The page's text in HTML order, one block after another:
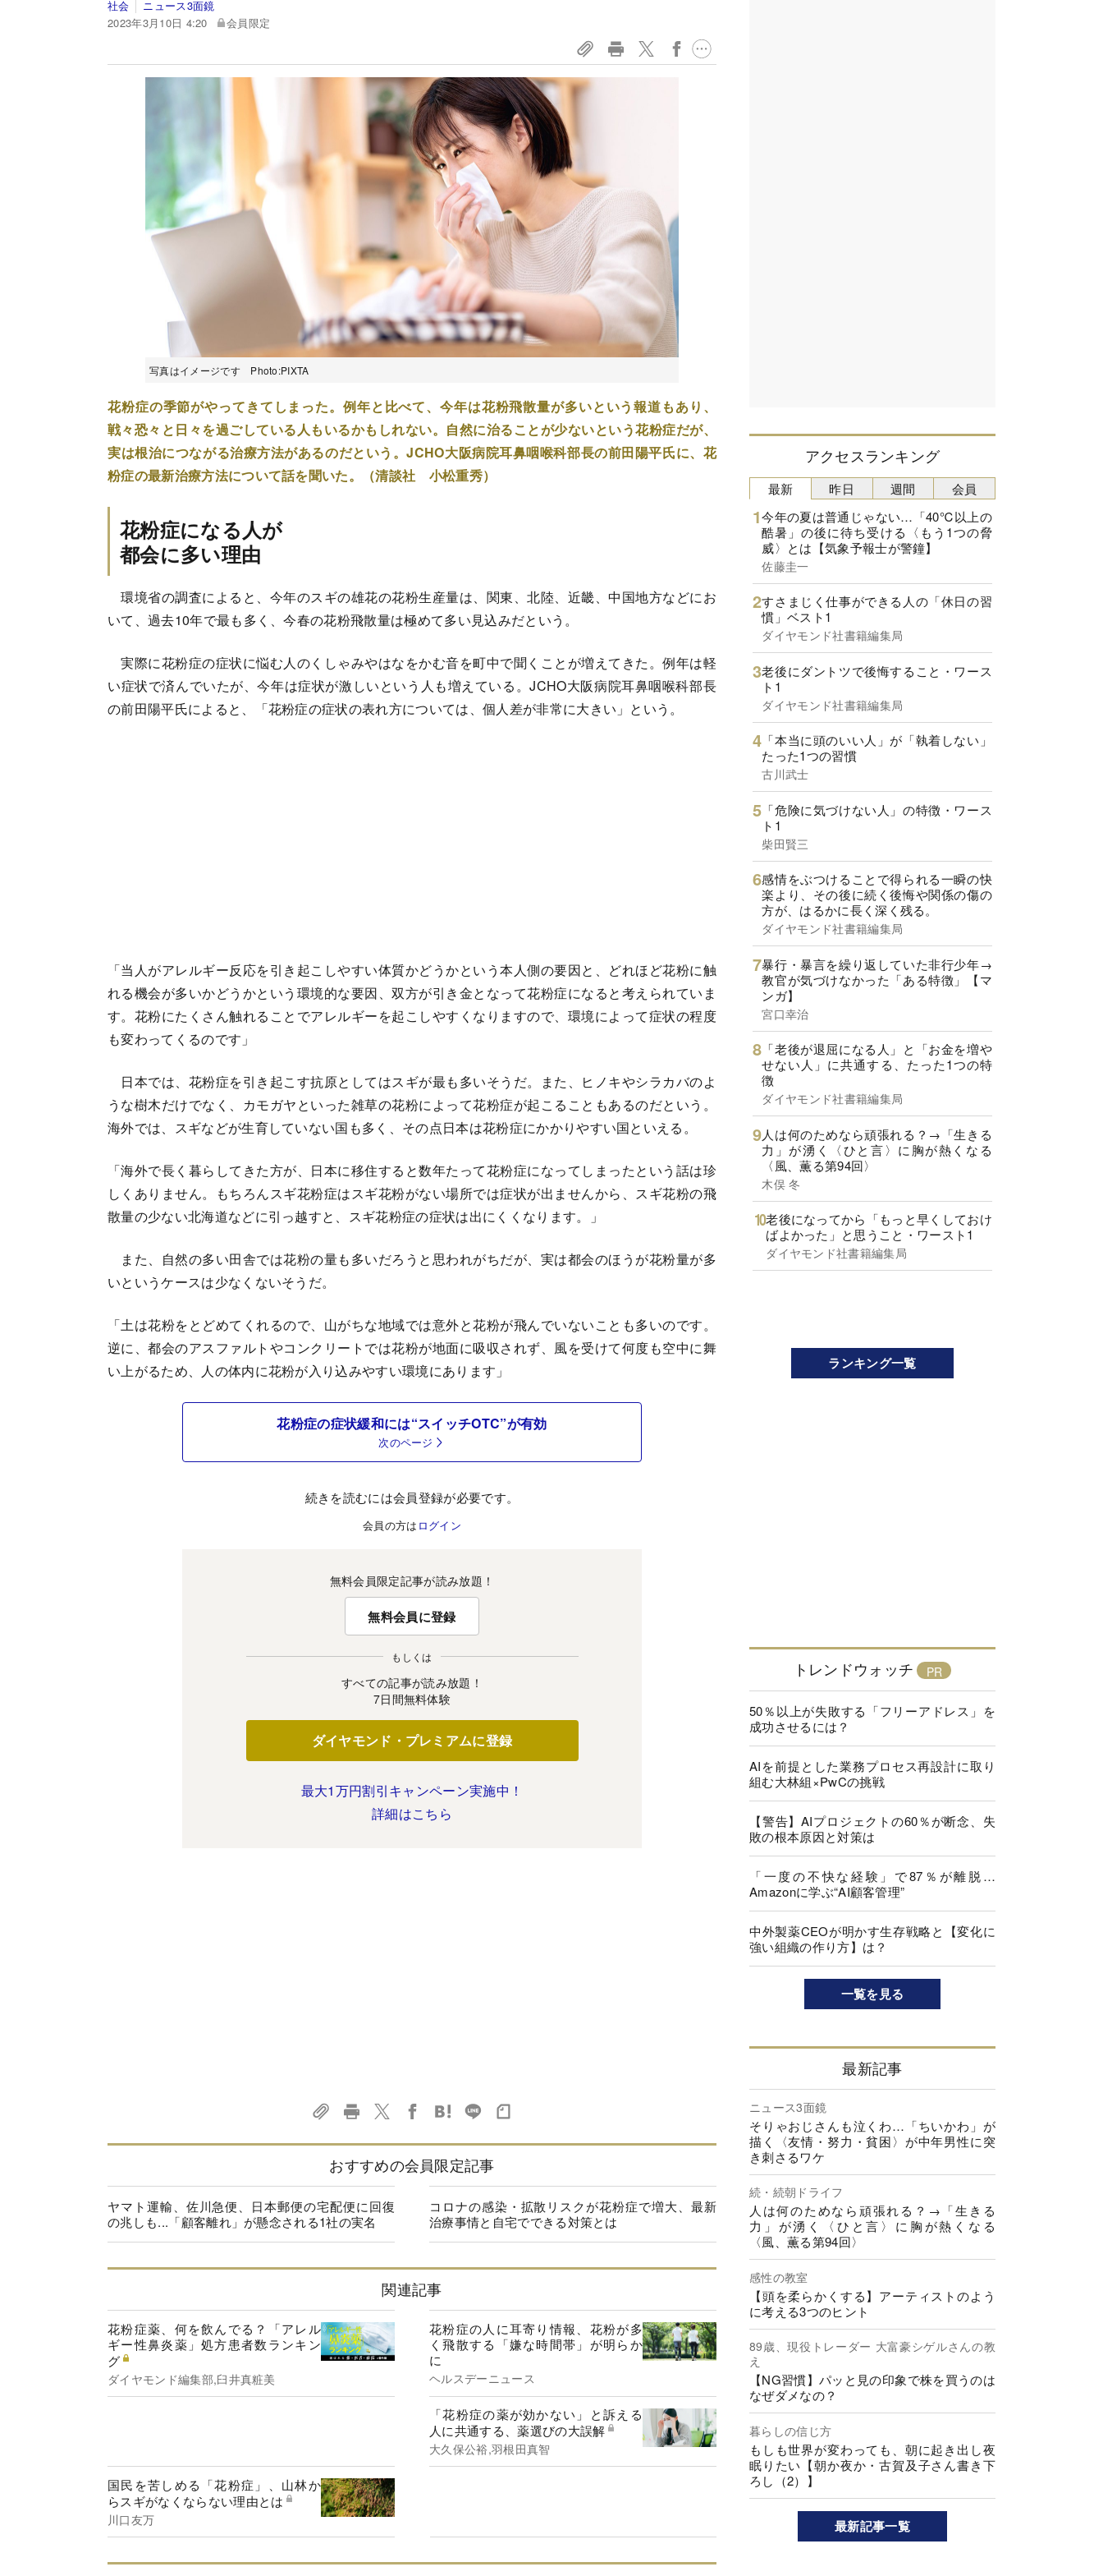
社会
ニュース3面鏡
2023年3月10日 4:20
会員限定
写真はイメージです Photo:PIXTA
花粉症の季節がやってきてしまった。例年と比べて、今年は花粉飛散量が多いという報道もあり、
戦々恐々と日々を過ごしている人もいるかもしれない。自然に治ることが少ないという花粉症だが、
実は根治につながる治療方法があるのだという。JCHO大阪病院耳鼻咽喉科部長の前田陽平氏に、花
粉症の最新治療方法について話を聞いた。（清談社 小松重秀）
花粉症になる人が
都会に多い理由
環境省の調査によると、今年のスギの雄花の花粉生産量は、関東、北陸、近畿、中国地方などにお
いて、過去10年で最も多く、今春の花粉飛散量は極めて多い見込みだという。
実際に花粉症の症状に悩む人のくしゃみやはなをかむ音を町中で聞くことが増えてきた。例年は軽
い症状で済んでいたが、今年は症状が激しいという人も増えている。JCHO大阪病院耳鼻咽喉科部長
の前田陽平氏によると、「花粉症の症状の表れ方については、個人差が非常に大きい」という。
「当人がアレルギー反応を引き起こしやすい体質かどうかという本人側の要因と、どれほど花粉に触
れる機会が多いかどうかという環境的な要因、双方が引き金となって花粉症になると考えられていま
す。花粉にたくさん触れることでアレルギーを起こしやすくなりますので、環境によって症状の程度
も変わってくるのです」
日本では、花粉症を引き起こす抗原としてはスギが最も多いそうだ。また、ヒノキやシラカバのよ
うな樹木だけでなく、カモガヤといった雑草の花粉によって花粉症が起こることもあるのだという。
海外では、スギなどが生育していない国も多く、その点日本は花粉症にかかりやすい国といえる。
「海外で長く暮らしてきた方が、日本に移住すると数年たって花粉症になってしまったという話は珍
しくありません。もちろんスギ花粉症はスギ花粉がない場所では症状が出ませんから、スギ花粉の飛
散量の少ない北海道などに引っ越すと、スギ花粉症の症状は出にくくなります。」
また、自然の多い田舎では花粉の量も多いだろうと思われがちだが、実は都会のほうが花粉量が多
いというケースは少なくないそうだ。
「土は花粉をとどめてくれるので、山がちな地域では意外と花粉が飛んでいないことも多いのです。
逆に、都会のアスファルトやコンクリートでは花粉が地面に吸収されず、風を受けて何度も空中に舞
い上がるため、人の体内に花粉が入り込みやすい環境にあります」
花粉症の症状緩和には“スイッチOTC”が有効
次のページ
続きを読むには会員登録が必要です。
会員の方は ログイン
無料会員限定記事が読み放題！
無料会員に登録
もしくは
すべての記事が読み放題！
7日間無料体験
ダイヤモンド・プレミアムに登録
最大1万円割引キャンペーン実施中！
詳細はこちら
おすすめの会員限定記事
ヤマト運輸、佐川急便、日本郵便の宅配便に回復
の兆しも...「顧客離れ」が懸念される1社の実名
コロナの感染・拡散リスクが花粉症で増大、最新
治療事情と自宅でできる対策とは
関連記事
花粉症薬、何を飲んでる？「アレル
ギー性鼻炎薬」処方患者数ランキン
グ
ダイヤモンド編集部,臼井真粧美
花粉症の人に耳寄り情報、花粉が多
く飛散する「嫌な時間帯」が明らか
に
ヘルスデーニュース
「花粉症の薬が効かない」と訴える
人に共通する、薬選びの大誤解
大久保公裕,羽根田真智
国民を苦しめる「花粉症」、山林か
らスギがなくならない理由とは
川口友万
アクセスランキング
最新
今年の夏は普通じゃない…「40℃以上の
酷暑」の後に待ち受ける〈もう1つの脅
威〉とは【気象予報士が警鐘】
佐藤圭一
すさまじく仕事ができる人の「休日の習
慣」ベスト1
ダイヤモンド社書籍編集局
老後にダントツで後悔すること・ワース
ト1
ダイヤモンド社書籍編集局
「本当に頭のいい人」が「執着しない」
たった1つの習慣
古川武士
「危険に気づけない人」の特徴・ワース
ト1
柴田賢三
感情をぶつけることで得られる一瞬の快
楽より、その後に続く後悔や関係の傷の
方が、はるかに長く深く残る。
ダイヤモンド社書籍編集局
暴行・暴言を繰り返していた非行少年→
教官が気づけなかった「ある特徴」【マ
ンガ】
宮口幸治
「老後が退屈になる人」と「お金を増や
せない人」に共通する、たった1つの特
徴
ダイヤモンド社書籍編集局
人は何のためなら頑張れる？→「生きる
力」が湧く〈ひと言〉に胸が熱くなる
〈風、薫る第94回〉
木俣 冬
老後になってから「もっと早くしておけ
ばよかった」と思うこと・ワースト1
ダイヤモンド社書籍編集局
昨日 週間 会員
ランキング一覧
トレンドウォッチ
50％以上が失敗する「フリーアドレス」を
成功させるには？
AIを前提とした業務プロセス再設計に取り
組む大林組×PwCの挑戦
【警告】AIプロジェクトの60％が断念、失
敗の根本原因と対策は
「一度の不快な経験」で87％が離脱…
Amazonに学ぶ“AI顧客管理”
中外製薬CEOが明かす生存戦略と【変化に
強い組織の作り方】は？
一覧を見る
最新記事
ニュース3面鏡
そりゃおじさんも泣くわ…「ちいかわ」が
描く〈友情・努力・貧困〉が中年男性に突
き刺さるワケ
続・続朝ドライフ
人は何のためなら頑張れる？→「生きる
力」が湧く〈ひと言〉に胸が熱くなる
〈風、薫る第94回〉
感性の教室
【頭を柔らかくする】アーティストのよう
に考える3つのヒント
89歳、現役トレーダー 大富豪シゲルさんの教
え
【NG習慣】パッと見の印象で株を買うのは
なぜダメなの？
暮らしの信じ方
もしも世界が変わっても、朝に起き出し夜
眠りたい【朝か夜か・古賀及子さん書き下
ろし（2）】
最新記事一覧